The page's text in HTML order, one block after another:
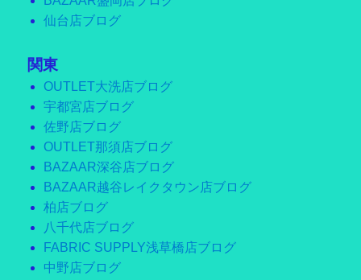
仙台店ブログ
関東
OUTLET大洗店ブログ
宇都宮店ブログ
佐野店ブログ
OUTLET那須店ブログ
BAZAAR深谷店ブログ
BAZAAR越谷レイクタウン店ブログ
柏店ブログ
八千代店ブログ
FABRIC SUPPLY浅草橋店ブログ
中野店ブログ